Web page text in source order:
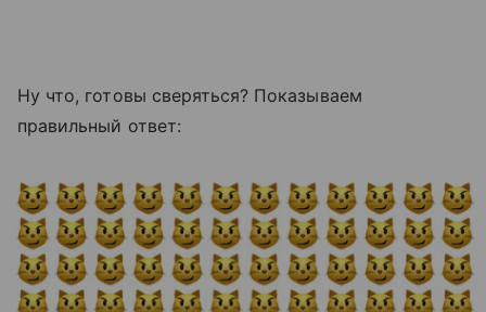
Ну что, готовы сверяться? Показываем
правильный ответ: